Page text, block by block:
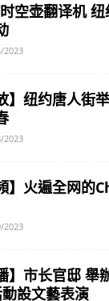
空壶翻译机
2023
】纽约唐人街
2023
】火遍全网的
2023
】市长官邸 舉
設文藝表演